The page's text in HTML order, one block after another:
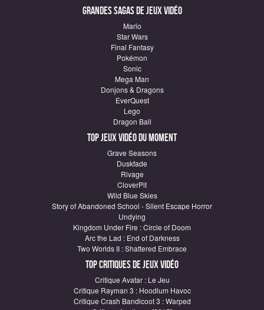
Grandes sagas de Jeux vidéo
Mario
Star Wars
Final Fantasy
Pokémon
Sonic
Mega Man
Donjons & Dragons
EverQuest
Lego
Dragon Ball
Top Jeux vidéo du moment
Grave Seasons
Duskfade
Rivage
CloverPit
Wild Blue Skies
Story of Abandoned School - Silent Escape Horror
Undying
Kingdom Under Fire : Circle of Doom
Arc the Lad : End of Darkness
Two Worlds II : Shattered Embrace
Top critiques de Jeux vidéo
Critique Avatar : Le Jeu
Critique Rayman 3 : Hoodlum Havoc
Critique Crash Bandicoot 3 : Warped